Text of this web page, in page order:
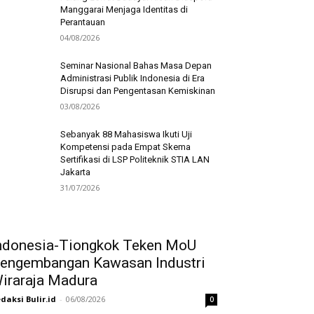
Manggarai Menjaga Identitas di
Perantauan
04/08/2026
Seminar Nasional Bahas Masa Depan
Administrasi Publik Indonesia di Era
Disrupsi dan Pengentasan Kemiskinan
03/08/2026
Sebanyak 88 Mahasiswa Ikuti Uji
Kompetensi pada Empat Skema
Sertifikasi di LSP Politeknik STIA LAN
Jakarta
31/07/2026
Tiongkok Teken MoU
Kawasan Industri
Madura
Bulir.id - 06/08/2026 0